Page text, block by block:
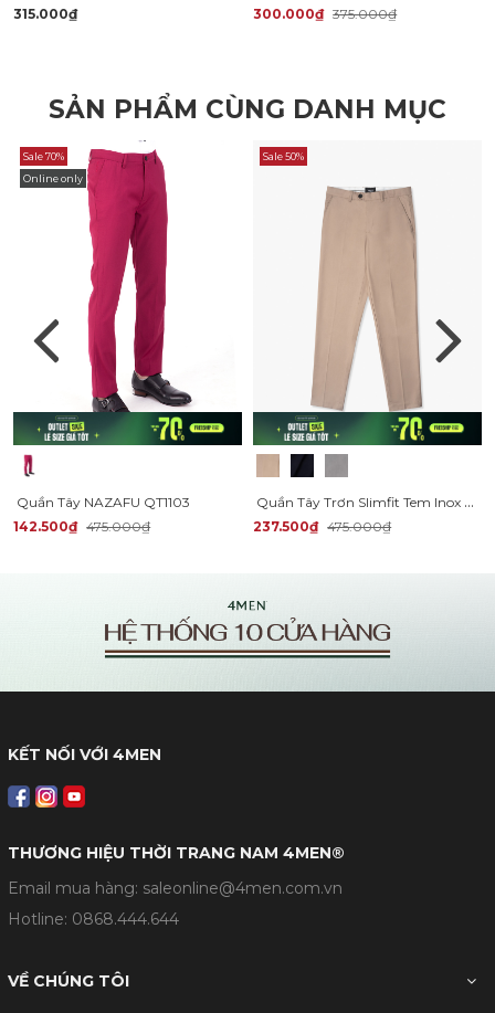
315.000₫ 300.000₫ 375.000₫
SẢN PHẨM CÙNG DANH MỤC
Sale 70%
Online only
Quần Tây NAZAFU QT1103
142.500₫ 475.000₫
Sale 50%
Quần Tây Trơn Slimfit Tem Inox QT054
237.500₫ 475.000₫
KẾT NỐI VỚI 4MEN
THƯƠNG HIỆU THỜI TRANG NAM 4MEN®
Email mua hàng: saleonline@4men.com.vn
Hotline: 0868.444.644
VỀ CHÚNG TÔI